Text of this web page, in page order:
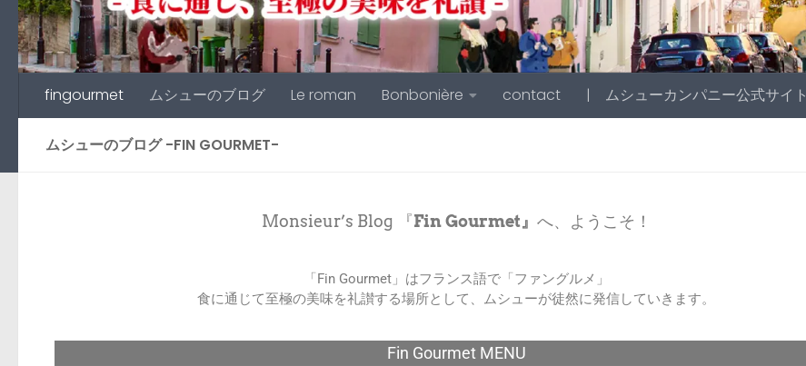
fingourmet ムシューのブログ Le roman Bonbonière contact | ムシューカンパニー公式サイト
ムシューのブログ -FIN GOURMET-
Monsieur’s Blog 『Fin Gourmet』 へ、ようこそ！
「Fin Gourmet」はフランス語で「ファングルメ」
食に通じて至極の美味を礼讃する場所として、ムシューが徒然に発信していきます。
Fin Gourmet MENU